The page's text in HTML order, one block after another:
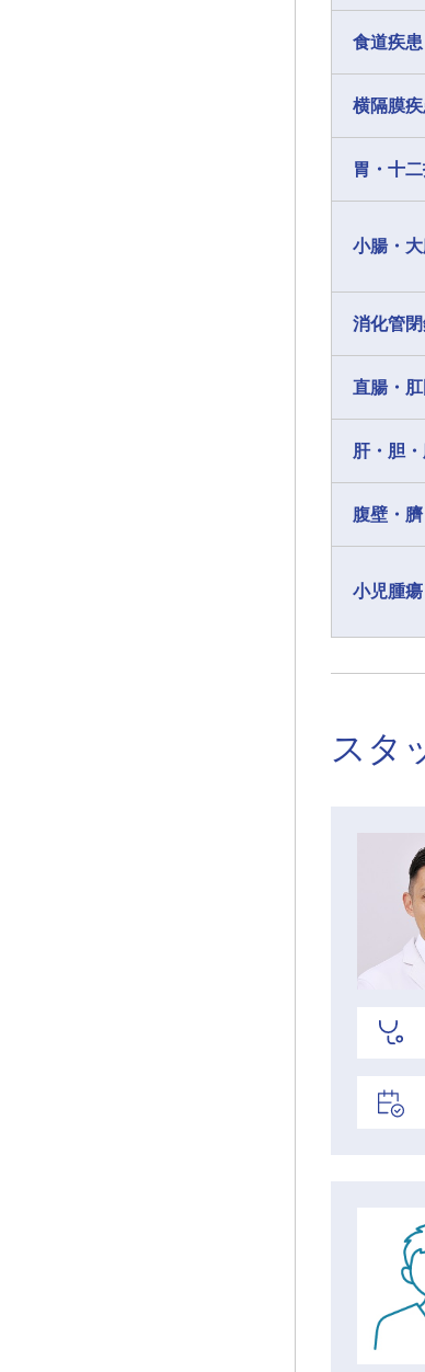
食道疾患
横隔膜疾
胃・十
小腸・
消化管
直腸・肛
肝・胆
腹壁・
小児腫瘍
スタ